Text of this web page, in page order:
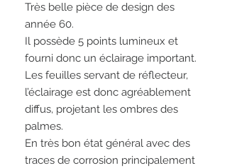
Très belle pièce de design des
année 60.
Il possède 5 points lumineux et
fourni donc un éclairage important.
Les feuilles servant de réflecteur,
l’éclairage est donc agréablement
diffus, projetant les ombres des
palmes.
En très bon état général avec des
traces de corrosion principalement